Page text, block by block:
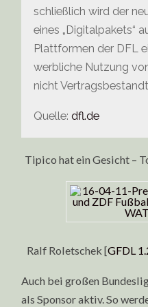
schließlich wird der
eines „Digitalpakets“
Plattformen der DFL
werbliche Nutzung
nicht
Quelle:dfl.de
Tipico hat ein Gesicht –
Ralf Roletschek [GFDL
Auch bei großen
als Sponsor aktiv. So